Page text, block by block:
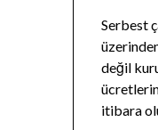
Serbest
değil
itibara